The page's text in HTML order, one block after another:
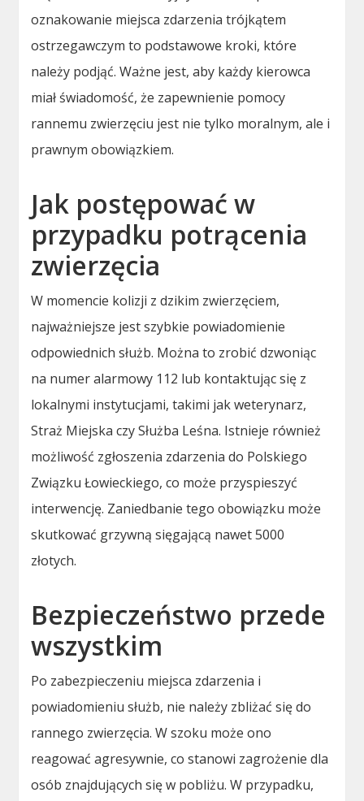
oznakowanie miejsca zdarzenia trójkątem
ostrzegawczym to podstawowe kroki, które
należy podjąć. Ważne jest, aby każdy kierowca
miał świadomość, że zapewnienie pomocy
rannemu zwierzęciu jest nie tylko moralnym, ale i
prawnym obowiązkiem.
Jak postępować w
przypadku potrącenia
zwierzęcia
W momencie kolizji z dzikim zwierzęciem,
najważniejsze jest szybkie powiadomienie
odpowiednich służb. Można to zrobić dzwoniąc
na numer alarmowy 112 lub kontaktując się z
lokalnymi instytucjami, takimi jak weterynarz,
Straż Miejska czy Służba Leśna. Istnieje również
możliwość zgłoszenia zdarzenia do Polskiego
Związku Łowieckiego, co może przyspieszyć
interwencję. Zaniedbanie tego obowiązku może
skutkować grzywną sięgającą nawet 5000
złotych.
Bezpieczeństwo przede
wszystkim
Po zabezpieczeniu miejsca zdarzenia i
powiadomieniu służb, nie należy zbliżać się do
rannego zwierzęcia. W szoku może ono
reagować agresywnie, co stanowi zagrożenie dla
osób znajdujących się w pobliżu. W przypadku,